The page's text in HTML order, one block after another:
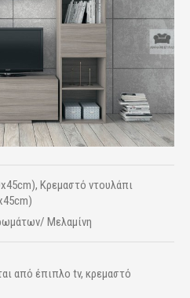
Κρεμαστό ντουλάπι
Μελαμίνη
από έπιπλο tv, κρεμαστό